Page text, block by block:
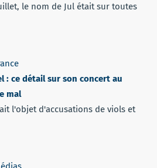
le nom de Jul était sur toutes
: ce détail sur son concert au
mal
l'objet d'accusations de viols et